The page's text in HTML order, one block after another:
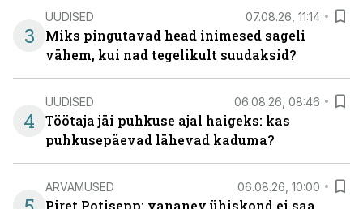
3
UUDISED 07.08.26, 11:14
Miks pingutavad head inimesed sageli
vähem, kui nad tegelikult suudaksid?
4
UUDISED 06.08.26, 08:46
Töötaja jäi puhkuse ajal haigeks: kas
puhkusepäevad lähevad kaduma?
ARVAMUSED 06.08.26, 10:00
Piret Potisepp: vananev ühiskond ei saa